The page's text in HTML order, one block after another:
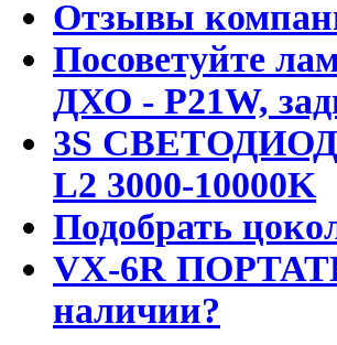
Отзывы
Посоветуйте
ДХО - P21W,
3S
L2 3000-10000K
Подобрать
VX-6R
наличии?